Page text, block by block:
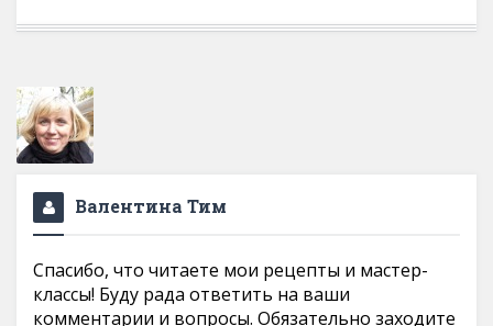
Валентина Тим
Спасибо, что читаете мои рецепты и мастер-
классы! Буду рада ответить на ваши
комментарии и вопросы. Обязательно заходите